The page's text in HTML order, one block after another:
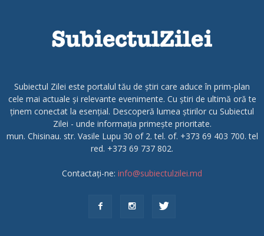
Subiectul Zilei este portalul tău de știri care aduce în prim-plan
cele mai actuale și relevante evenimente. Cu știri de ultimă oră te
ținem conectat la esențial. Descoperă lumea știrilor cu Subiectul
Zilei - unde informația primește prioritate.
mun. Chisinau. str. Vasile Lupu 30 of 2. tel. of. +373 69 403 700. tel
red. +373 69 737 802.
Contactați-ne: info@subiectulzilei.md